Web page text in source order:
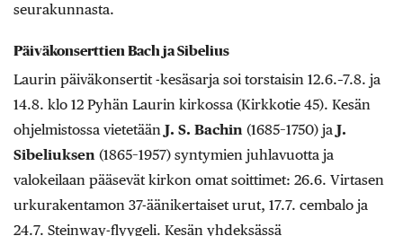
seurakunnasta.
Päiväkonserttien Bach ja Sibelius
Laurin päiväkonsertit -kesäsarja soi torstaisin 12.6.–7.8. ja
14.8. klo 12 Pyhän Laurin kirkossa (Kirkkotie 45). Kesän
ohjelmistossa vietetään J. S. Bachin (1685–1750) ja J.
Sibeliuksen (1865–1957) syntymien juhlavuotta ja
valokeilaan pääsevät kirkon omat soittimet: 26.6. Virtasen
urkurakentamon 37-äänikertaiset urut, 17.7. cembalo ja
24.7. Steinway-flyygeli. Kesän yhdeksässä